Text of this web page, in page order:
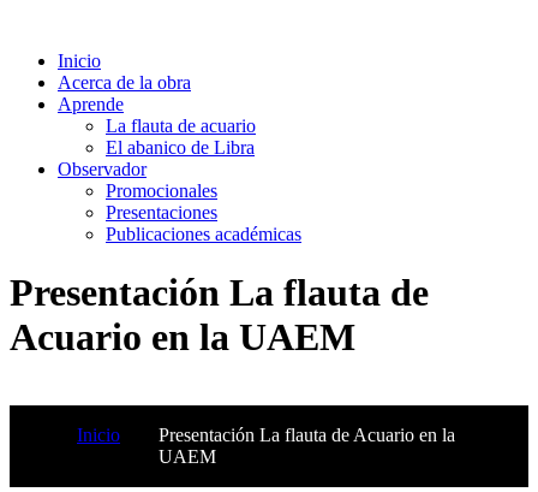
Inicio
Acerca de la obra
Aprende
La flauta de acuario
El abanico de Libra
Observador
Promocionales
Presentaciones
Publicaciones académicas
Presentación La flauta de
Acuario en la UAEM
Inicio
Presentación La flauta de Acuario en la
UAEM